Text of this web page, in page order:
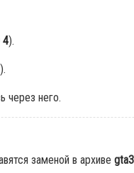
4).
).
через него.
заменой в архиве